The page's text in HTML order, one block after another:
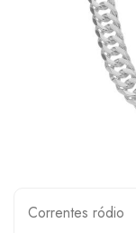
Correntes ródio